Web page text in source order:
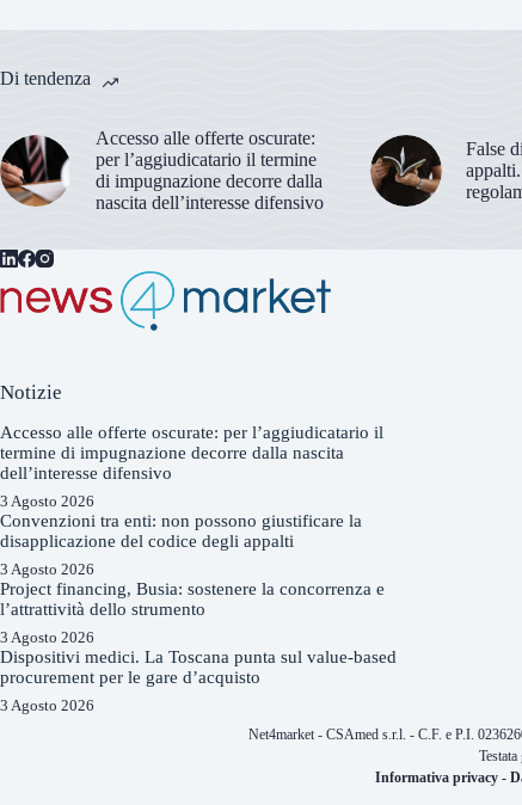
Di tendenza
Accesso alle offerte oscurate:
per l’aggiudicatario il termine
di impugnazione decorre dalla
nascita dell’interesse difensivo
False
Notizie
Accesso alle offerte oscurate: per l’aggiudicatario il
termine di impugnazione decorre dalla nascita
dell’interesse difensivo
3 Agosto 2026
Convenzioni tra enti: non possono giustificare la
disapplicazione del codice degli appalti
3 Agosto 2026
Project financing, Busia: sostenere la concorrenza e
l’attrattività dello strumento
3 Agosto 2026
Dispositivi medici. La Toscana punta sul value-based
procurement per le gare d’acquisto
3 Agosto 2026
Net4market - CSAmed s.r.l. - C.F. e P.I.
Informativa privacy -